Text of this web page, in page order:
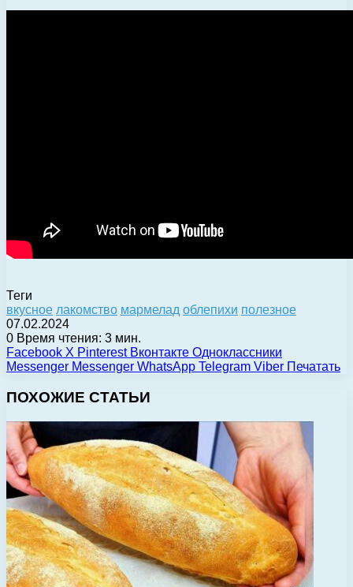
Теги
вкусное лакомство мармелад облепихи полезное
07.02.2024
0 Время чтения: 3 мин.
Facebook X Pinterest Вконтакте Одноклассники
Messenger Messenger WhatsApp Telegram Viber Печатать
ПОХОЖИЕ СТАТЬИ